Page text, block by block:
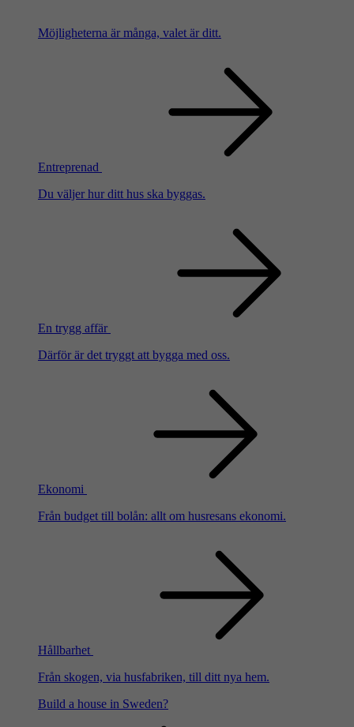
Möjligheterna är många, valet är ditt.
Entreprenad
Du väljer hur ditt hus ska byggas.
En trygg affär
Därför är det tryggt att bygga med oss.
Ekonomi
Från budget till bolån: allt om husresans ekonomi.
Hållbarhet
Från skogen, via husfabriken, till ditt nya hem.
Build a house in Sweden?